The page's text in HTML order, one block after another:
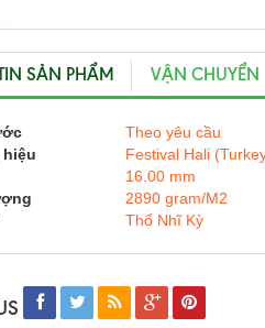
SẢN PHẨM VẬN CHUYỂN
Theo yêu cầu
Festival Hali
16.00 mm
2890 gram/M2
Thổ Nhĩ Kỳ